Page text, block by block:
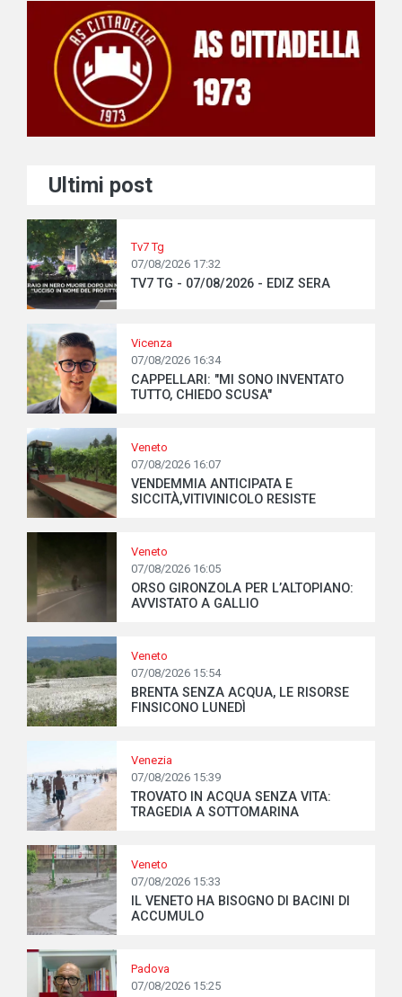
Ultimi post
Tv7 Tg
07/08/2026 17:32
TV7 TG - 07/08/2026 - EDIZ SERA
Vicenza
07/08/2026 16:34
CAPPELLARI: "MI SONO INVENTATO
TUTTO, CHIEDO SCUSA"
Veneto
07/08/2026 16:07
VENDEMMIA ANTICIPATA E
SICCITÀ,VITIVINICOLO RESISTE
Veneto
07/08/2026 16:05
ORSO GIRONZOLA PER L’ALTOPIANO:
AVVISTATO A GALLIO
Veneto
07/08/2026 15:54
BRENTA SENZA ACQUA, LE RISORSE
FINSICONO LUNEDÌ
Venezia
07/08/2026 15:39
TROVATO IN ACQUA SENZA VITA:
TRAGEDIA A SOTTOMARINA
Veneto
07/08/2026 15:33
IL VENETO HA BISOGNO DI BACINI DI
ACCUMULO
Padova
07/08/2026 15:25